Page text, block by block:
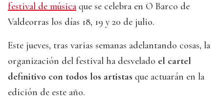
festival de música que se celebra en O Barco de
Valdeorras los días 18, 19 y 20 de julio.
Este jueves, tras varias semanas adelantando cosas, la
organización del festival ha desvelado el cartel
definitivo con todos los artistas que actuarán en la
edición de este año.